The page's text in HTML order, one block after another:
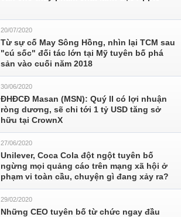
20/07/2020
Từ sự cố May Sông Hồng, nhìn lại TCM sau
"cú sốc" đối tác lớn tại Mỹ tuyên bố phá
sản vào cuối năm 2018
30/06/2020
ĐHĐCĐ Masan (MSN): Quý II có lợi nhuận
ròng dương, sẽ chi tới 1 tỷ USD tăng sở
hữu tại CrownX
27/06/2020
Unilever, Coca Cola đột ngột tuyên bố
ngừng mọi quảng cáo trên mạng xã hội ở
phạm vi toàn cầu, chuyện gì đang xảy ra?
29/02/2020
Những CEO tuyên bố từ chức ngay đầu